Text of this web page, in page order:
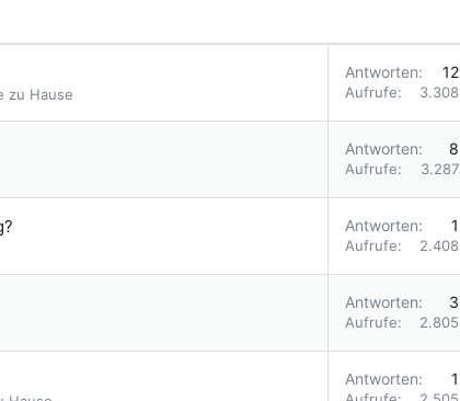
zu Hause
Antworten 12
Aufrufe 3.308
Antworten 8
Aufrufe 3.287
Antworten 1
Aufrufe 2.408
Antworten 3
Aufrufe 2.805
Antworten 1